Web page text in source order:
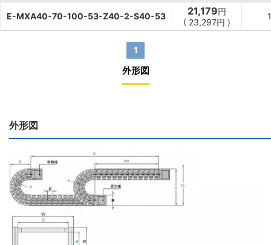
E-MXA40-70-100-53-Z40-2-S40-53 21,179円
( 23,297円 )
1
外形図
外形図